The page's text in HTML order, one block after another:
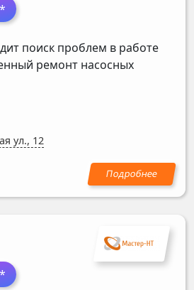
поиск проблем в работе
ремонт насосных
ул., 12